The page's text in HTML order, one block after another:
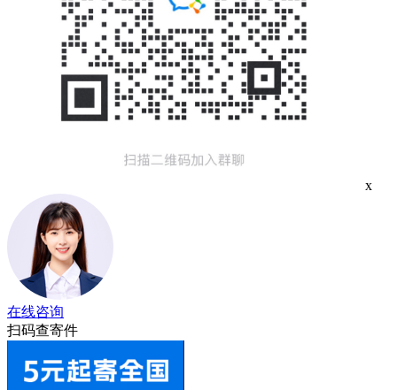
x
在线咨询
扫码查寄件